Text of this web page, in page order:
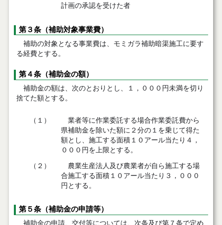
計画の承認を受けた者
第３条（補助対象事業費）
補助の対象となる事業費は、モミガラ補助暗渠施工に要す
る経費とする。
第４条（補助金の額）
補助金の額は、次のとおりとし、１，０００円未満を切り
捨てた額とする。
（１）
業者等に作業委託する場合作業委託費から
県補助金を除いた額に２分の１を乗じて得た
額とし、施工する面積１０アール当たり４，
０００円を上限とする。
（２）
農業生産法人及び農業者が自ら施工する場
合施工する面積１０アール当たり３，０００
円とする。
第５条（補助金の申請等）
補助金の申請、交付等については、次条及び第７条で定め